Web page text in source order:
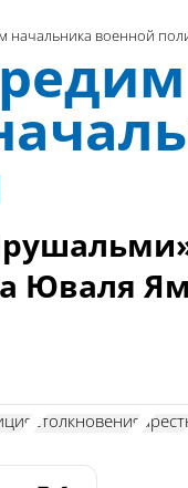
начальника военной
Юваля
столкновения